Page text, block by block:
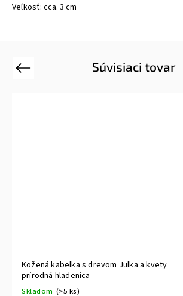
Veľkosť: cca. 3 cm
Súvisiaci tovar
Previous
Kožená kabelka s drevom Julka a kvety
prírodná hladenica
Skladom (>5 ks)